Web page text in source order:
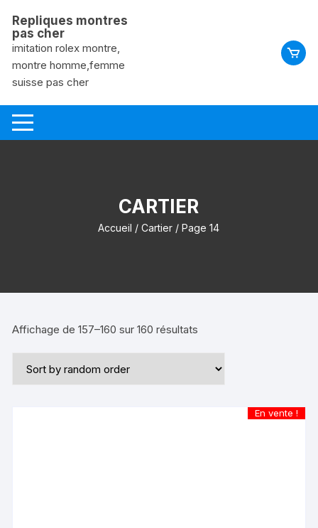
contenu
Repliques montres
pas cher
imitation rolex montre,
montre homme,femme
suisse pas cher
CARTIER
Accueil /Cartier / Page 14
Affichage de 157–160 sur 160 résultats
En vente !